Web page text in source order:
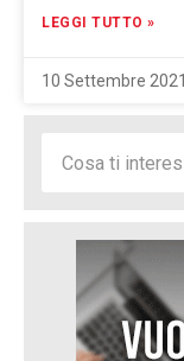
LEGGI TUTTO »
10 Settembre 2021